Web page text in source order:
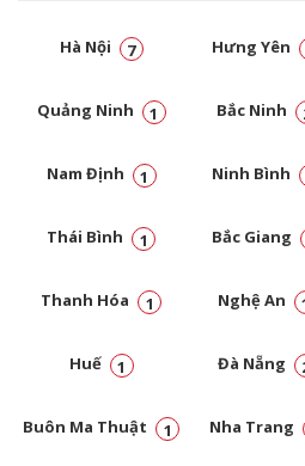
Hà Nội 7 Hưng Yên
Quảng Ninh 1 Bắc Ninh
Nam Định 1 Ninh Bình
Thái Bình 1 Bắc Giang
Thanh Hóa 1 Nghệ An
Huế 1 Đà Nẵng
Buôn Ma Thuật 1 Nha Trang